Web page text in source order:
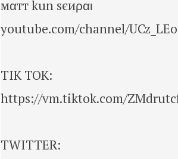
мαтт kun ѕєиραι
youtube.com/channel/
TIK TOK:
https://vm.tiktok.com/
TWITTER: